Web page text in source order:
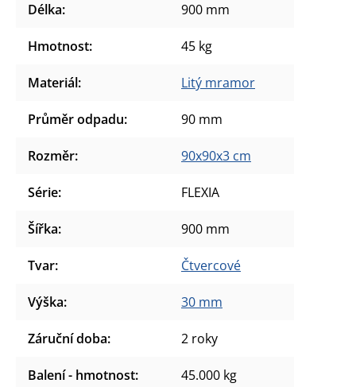
Délka: 900 mm
Hmotnost: 45 kg
Materiál: Litý mramor
Průměr odpadu: 90 mm
Rozměr: 90x90x3 cm
Série: FLEXIA
Šířka: 900 mm
Tvar: Čtvercové
Výška: 30 mm
Záruční doba: 2 roky
Balení - hmotnost: 45.000 kg